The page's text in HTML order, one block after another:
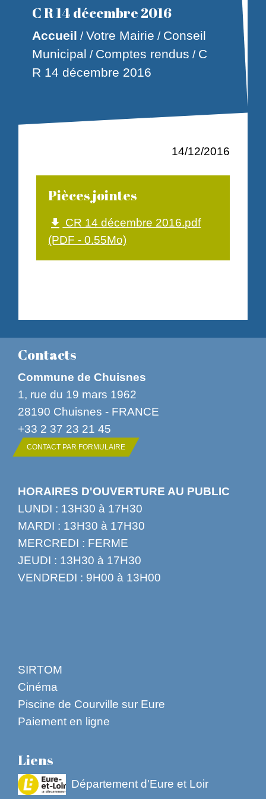
C R 14 décembre 2016
Accueil /Votre Mairie / Conseil
Municipal / Comptes rendus / C
R 14 décembre 2016
14/12/2016
Pièces jointes
file_download CR 14 décembre 2016.pdf
(PDF - 0.55Mo)
Contacts
Commune de Chuisnes
1, rue du 19 mars 1962
28190 Chuisnes - FRANCE
+33 2 37 23 21 45
CONTACT PAR FORMULAIRE
HORAIRES D'OUVERTURE AU PUBLIC
LUNDI : 13H30 à 17H30
MARDI : 13H30 à 17H30
MERCREDI : FERME
JEUDI : 13H30 à 17H30
VENDREDI : 9H00 à 13H00
SIRTOM
Cinéma
Piscine de Courville sur Eure
Paiement en ligne
Liens
Département d'Eure et Loir